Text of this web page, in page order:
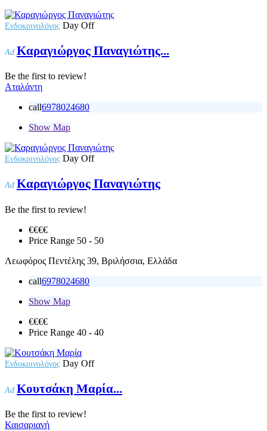
Ενδοκρινολόγος Day Off
Ad Καραγιώργος Παναγιώτης...
Be the first to review!
Αταλάντη
call6978024680
Show Map
Ενδοκρινολόγος Day Off
Ad Καραγιώργος Παναγιώτης
Be the first to review!
€€€€
Price Range 50 - 50
Λεωφόρος Πεντέλης 39, Βριλήσσια, Ελλάδα
call6978024680
Show Map
€€€€
Price Range 40 - 40
Ενδοκρινολόγος Day Off
Ad Κουτσάκη Μαρία...
Be the first to review!
Καισαριανή